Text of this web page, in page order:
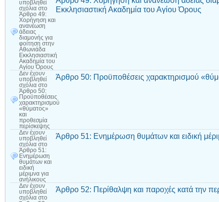
υποβληθεί
σχόλια στο
Άρθρο 49:
Χορήγηση και
ανανέωση
άδειας
διαμονής για
φοίτηση στην
Αθωνιάδα
Εκκλησιαστική
Ακαδημία του
Αγίου Όρους
Εκκλησιαστική Ακαδημία του Αγίου Όρους
Δεν έχουν
υποβληθεί
σχόλια στο
Άρθρο 50:
Προϋποθέσεις
χαρακτηρισμού
«θύματος»
και
προθεσμία
περίσκεψης
Άρθρο 50: Προϋποθέσεις χαρακτηρισμού
Δεν έχουν
υποβληθεί
σχόλια στο
Άρθρο 51:
Ενημέρωση
θυμάτων και
ειδική
μέριμνα για
ανήλικους
Άρθρο 51: Ενημέρωση θυμάτων και ειδική
Δεν έχουν
υποβληθεί
σχόλια στο
Άρθρο 52: Περίθαλψη και παροχές κατά την